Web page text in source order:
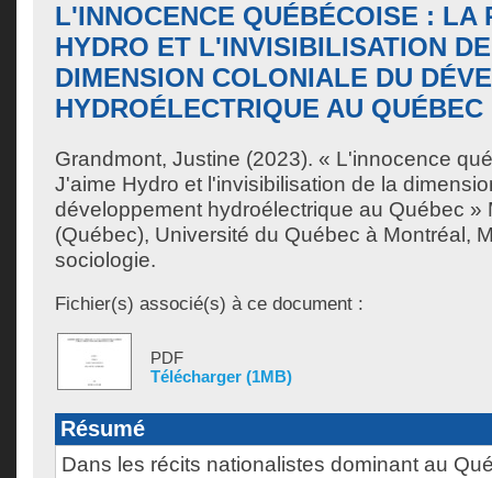
L'INNOCENCE QUÉBÉCOISE : LA
HYDRO ET L'INVISIBILISATION
DIMENSION COLONIALE DU
HYDROÉLECTRIQUE AU QUÉBEC
Grandmont, Justine (2023). « L'innocence
J'aime Hydro et l'invisibilisation de la
développement hydroélectrique au Québec »
(Québec), Université du Québec à Montréal,
sociologie.
Fichier(s) associé(s) à ce document :
PDF
Télécharger (1MB)
Résumé
Dans les récits nationalistes dominant au